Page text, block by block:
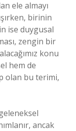
ele almayı
birinin
ise duygusal
zengin bir
konu
hem de
olan bu terimi,
ancak